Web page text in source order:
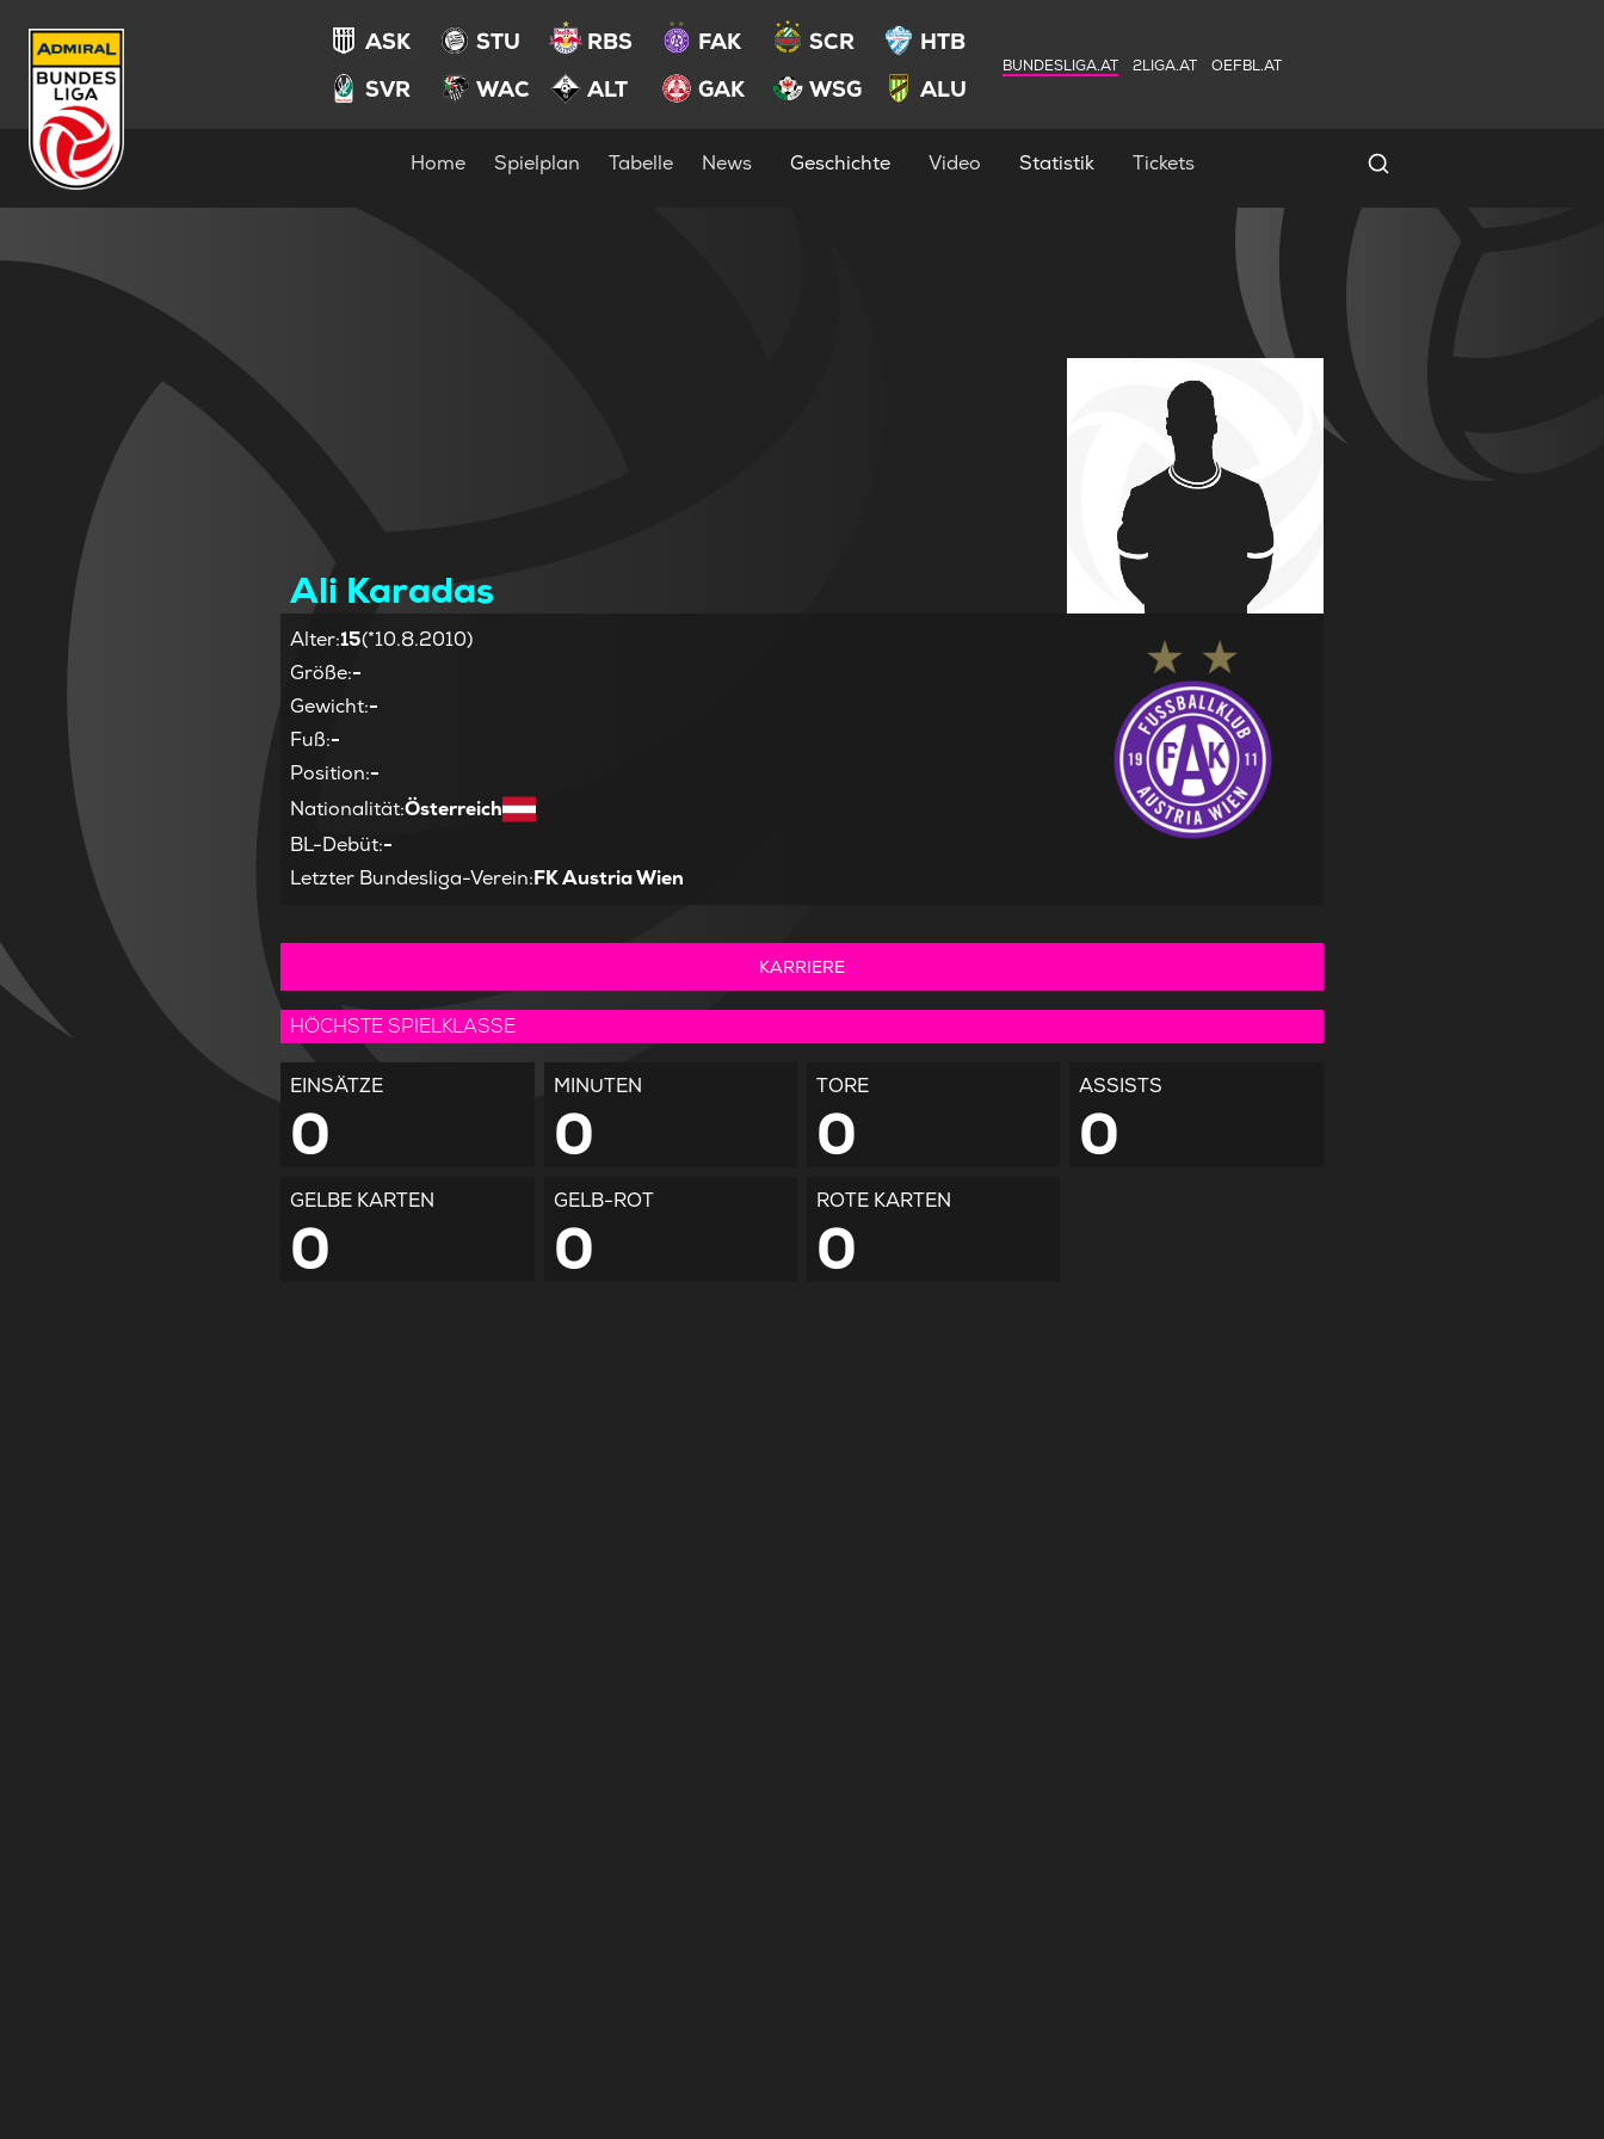
ASK STU RBS FAK SCR
HTB
SVR
WAC ALT GAK WSG ALU
BUNDESLIGA.AT 2LIGA.AT OEFBL.AT
Home Spielplan Tabelle News Geschichte Video Statistik Tickets Spielersuche
Ali Karadas
Alter:15(*10.8.2010)
Größe:-
Gewicht:-
Fuß:-
Position:-
Nationalität:Österreich
BL-Debüt:-
Letzter Bundesliga-Verein:FK Austria Wien
KARRIERE
HÖCHSTE SPIELKLASSE
EINSÄTZE
0
MINUTEN
0
TORE
0
ASSISTS
0
GELBE KARTEN
0
GELB-ROT
0
ROTE KARTEN
0